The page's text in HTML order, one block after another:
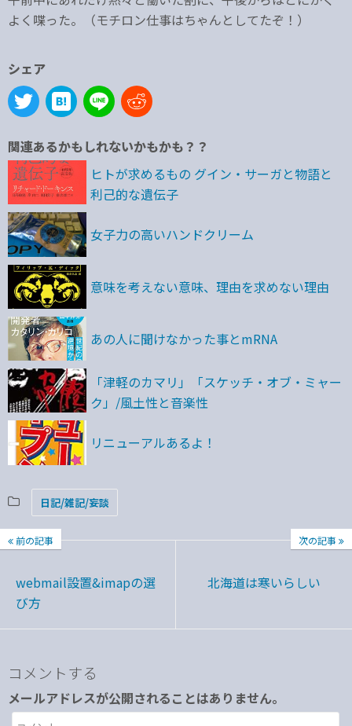
よく喋った。（モチロン仕事はちゃんとしてたぞ！）
シェア
関連あるかもしれないかもかも？？
ヒトが求めるもの グイン・サーガと物語と
利己的な遺伝子
女子力の高いハンドクリーム
意味を考えない意味、理由を求めない理由
あの人に聞けなかった事とmRNA
「津軽のカマリ」「スケッチ・オブ・ミャー
ク」/風土性と音楽性
リニューアルあるよ！
日記/雑記/妄談
前の記事
webmail設置&imapの選
び方
次の記事
北海道は寒いらしい
コメントする
メールアドレスが公開されることはありません。